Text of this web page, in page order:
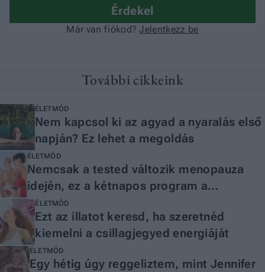
További cikkeink
ÉLETMÓD
Nem kapcsol ki az agyad a nyaralás első
napján? Ez lehet a megoldás
ÉLETMÓD
Nemcsak a tested változik menopauza
idején, ez a kétnapos program a
lelkednek is segíthet
ÉLETMÓD
Ezt az illatot keresd, ha szeretnéd
kiemelni a csillagjegyed energiáját
ÉLETMÓD
Egy hétig úgy reggeliztem, mint Jennifer